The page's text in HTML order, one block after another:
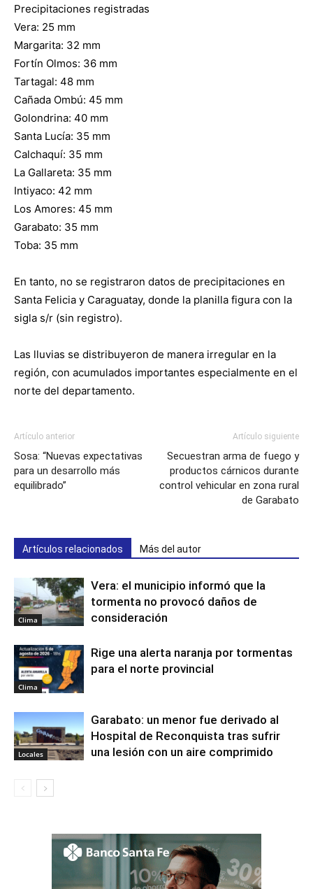
Precipitaciones registradas
Vera: 25 mm
Margarita: 32 mm
Fortín Olmos: 36 mm
Tartagal: 48 mm
Cañada Ombú: 45 mm
Golondrina: 40 mm
Santa Lucía: 35 mm
Calchaquí: 35 mm
La Gallareta: 35 mm
Intiyaco: 42 mm
Los Amores: 45 mm
Garabato: 35 mm
Toba: 35 mm
En tanto, no se registraron datos de precipitaciones en
Santa Felicia y Caraguatay, donde la planilla figura con la
sigla s/r (sin registro).
Las lluvias se distribuyeron de manera irregular en la
región, con acumulados importantes especialmente en el
norte del departamento.
Artículo anterior
Sosa: “Nuevas expectativas
para un desarrollo más
equilibrado”
Artículo siguiente
Secuestran arma de fuego y
productos cárnicos durante
control vehicular en zona rural
de Garabato
Artículos relacionados Más del autor
Clima
Vera: el municipio informó que la
tormenta no provocó daños de
consideración
Clima
Rige una alerta naranja por tormentas
para el norte provincial
Locales
Garabato: un menor fue derivado al
Hospital de Reconquista tras sufrir
una lesión con un aire comprimido